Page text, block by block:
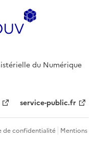
du Numérique
service-public.fr
de confidentialité Mentions